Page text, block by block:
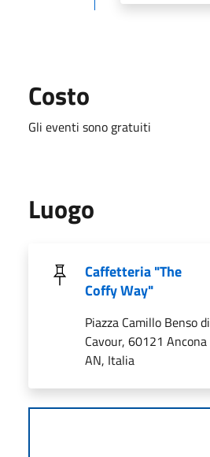
Costo
Gli eventi sono gratuiti
Luogo
Caffetteria "The
Coffy Way"
Piazza Camillo Benso di
Cavour, 60121 Ancona
AN, Italia